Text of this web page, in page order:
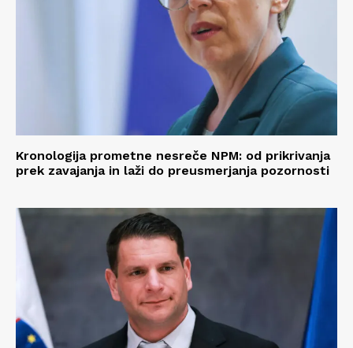
Kronologija prometne nesreče NPM: od prikrivanja
prek zavajanja in laži do preusmerjanja pozornosti